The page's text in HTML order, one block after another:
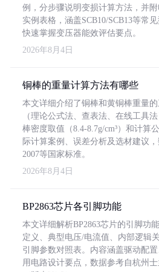
例，分步骤说明变损计算方法，并
实例表格，涵盖SCB10/SCB13等常
快速掌握变压器能效评估要点。
2026年8月4日
铜棒的重量计算方法有哪些
本文详细介绍了铜棒和黄铜棒重量
（理论公式法、查表法、在线工具
棒密度取值（8.4-8.7g/cm³）和计算
际计算案例、误差分析及选材建议
2007等国家标准。
2026年8月4日
BP2863芯片各引脚功能
本文详细解析BP2863芯片的引脚功
定义、典型电压/电流值、内部逻辑
引脚参数对照表。内容涵盖驱动配
用电路设计要点，数据参考自杭州